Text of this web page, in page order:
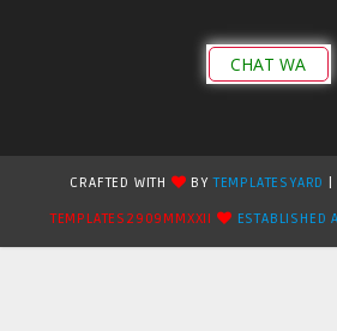
CHAT WA
CRAFTED WITH BYTEMPLATESYARD
TEMPLATES2909MMXXII
ESTABLISHED